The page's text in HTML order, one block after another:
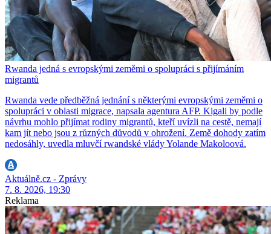
Rwanda jedná s evropskými zeměmi o spolupráci s přijímáním
migrantů
Rwanda vede předběžná jednání s některými evropskými zeměmi o
spolupráci v oblasti migrace, napsala agentura AFP. Kigali by podle
návrhu mohlo přijímat rodiny migrantů, kteří uvízli na cestě, nemají
kam jít nebo jsou z různých důvodů v ohrožení. Země dohody zatím
nedosáhly, uvedla mluvčí rwandské vlády Yolande Makoloová.
Aktuálně.cz - Zprávy
7. 8. 2026, 19:30
Reklama